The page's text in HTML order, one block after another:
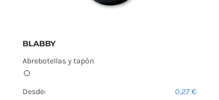
BLABBY
Abrebotellas y tapón
Desde: 0,27€